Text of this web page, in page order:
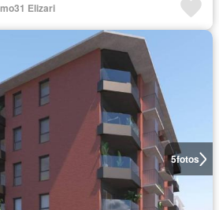
Elizari
5fotos